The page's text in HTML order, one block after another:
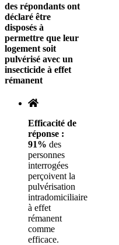
des répondants ont
déclaré être
disposés à
permettre que leur
logement soit
pulvérisé avec un
insecticide à effet
rémanent
Efficacité de
réponse :
91% des
personnes
interrogées
perçoivent la
pulvérisation
intradomiciliaire
à effet
rémanent
comme
efficace.